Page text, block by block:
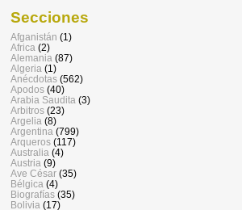
Secciones
Afganistán (1)
Africa (2)
Alemania (87)
Algeria (1)
Anécdotas (562)
Apodos (40)
Arabia Saudita (3)
Arbitros (23)
Argelia (8)
Argentina (799)
Arqueros (117)
Australia (4)
Austria (9)
Ave César (35)
Bélgica (4)
Biografías (35)
Bolivia (17)